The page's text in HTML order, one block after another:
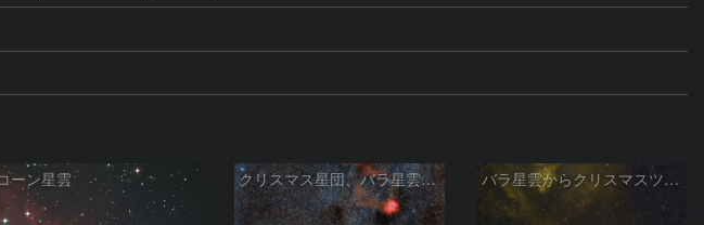
ーン星雲 クリスマス星団、バラ星雲からかもめ星雲付近の星空 バラ星雲からクリスマスツリー星団